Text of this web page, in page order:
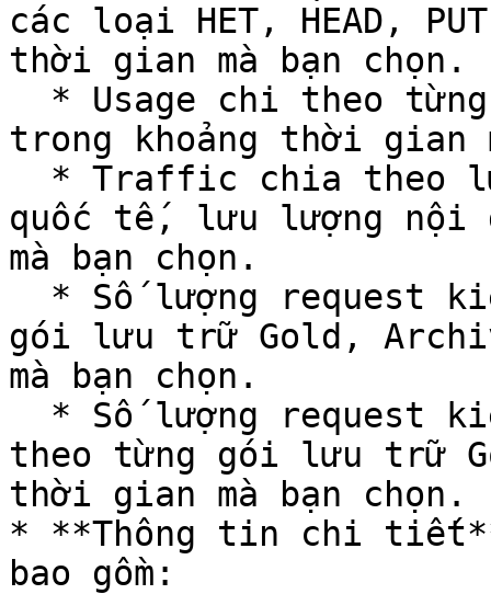
các loại HET, HEAD,
thời gian mà bạn chọn.
trong khoảng thời gian
quốc tế, lưu lượng nội
mà bạn chọn.
gói lưu trữ Gold,
mà bạn chọn.
theo từng gói lưu trữ
thời gian mà bạn chọn.
* **Thông tin chi
bao gồm: